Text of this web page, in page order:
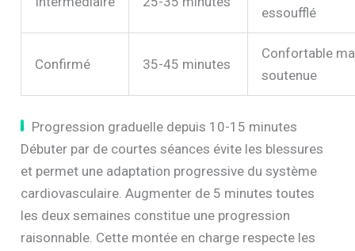
essoufflé
Confirmé 35-45 minutes
Confortable
soutenue
Progression graduelle depuis 10-15 minutes
Débuter par de courtes séances évite les blessures
et permet une adaptation progressive du système
cardiovasculaire. Augmenter de 5 minutes toutes
les deux semaines constitue une progression
raisonnable. Cette montée en charge respecte les